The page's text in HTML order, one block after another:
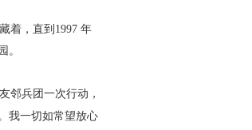
藏着，直到1997 年
。
邻兵团一次行动，
我一切如常望放心